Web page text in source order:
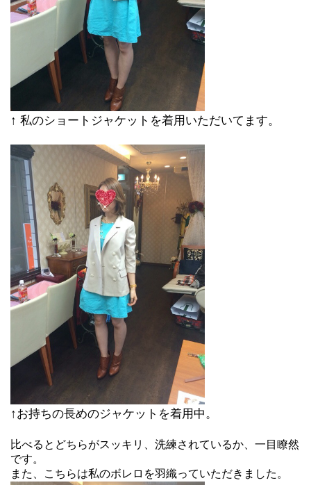
↑ 私のショートジャケットを着用いただいてます。
↑お持ちの長めのジャケットを着用中。
比べるとどちらがスッキリ、洗練されているか、一目瞭然
です。
また、こちらは私のボレロを羽織っていただきました。